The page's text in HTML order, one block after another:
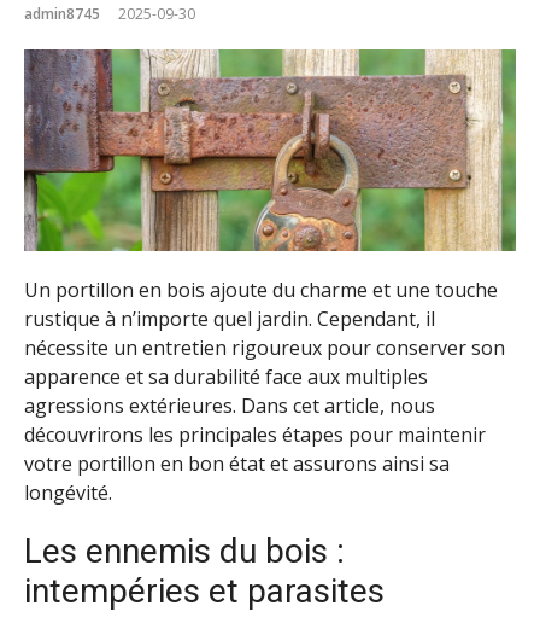
admin8745 2025-09-30
Un portillon en bois ajoute du charme et une touche
rustique à n’importe quel jardin. Cependant, il
nécessite un entretien rigoureux pour conserver son
apparence et sa durabilité face aux multiples
agressions extérieures. Dans cet article, nous
découvrirons les principales étapes pour maintenir
votre portillon en bon état et assurons ainsi sa
longévité.
Les ennemis du bois :
intempéries et parasites